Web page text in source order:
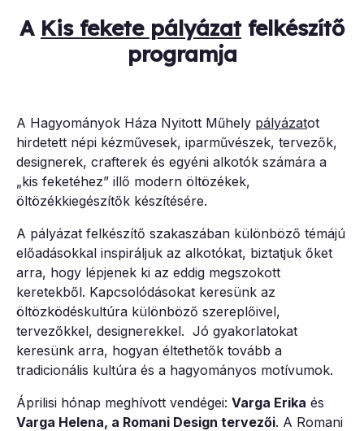
A Kis fekete pályázat felkészítő
programja
A Hagyományok Háza Nyitott Műhely pályázatot
hirdetett népi kézművesek, iparművészek, tervezők,
designerek, crafterek és egyéni alkotók számára a
„kis feketéhez” illő modern öltözékek,
öltözékkiegészítők készítésére.
A pályázat felkészítő szakaszában különböző témájú
előadásokkal inspiráljuk az alkotókat, biztatjuk őket
arra, hogy lépjenek ki az eddig megszokott
keretekből. Kapcsolódásokat keresünk az
öltözködéskultúra különböző szereplőivel,
tervezőkkel, designerekkel. Jó gyakorlatokat
keresünk arra, hogyan éltethetők tovább a
tradicionális kultúra és a hagyományos motívumok.
Áprilisi hónap meghívott vendégei: Varga Erika és
Varga Helena, a Romani Design tervezői. A Romani